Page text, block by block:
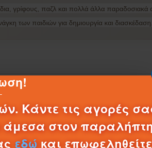
Κάντε τις αγορές
άμεσα στον
εδώ και επωφεληθείτε
γρίφους, παζλ και πολλά άλλα παραδοσιακά
των παιδιών για δημιουργία και διασκέδαση.